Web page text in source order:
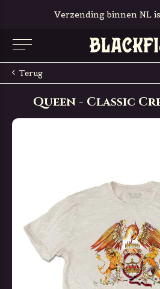
Verzending binnen NL
Terug
Queen - Classic